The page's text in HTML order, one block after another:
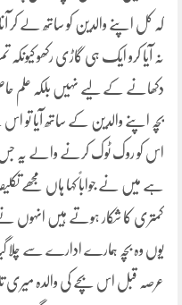
کہ کل اپنے والدین کو ساتھ لے کر
نہ آیا کرو ایک ہی گاڑی رکھو کیونکہ
دکھانے کے لیے نہیں بلکہ
بچہ اپنے والدین کے ساتھ آیا
اس کو روک ٹوک کرنے والے یہ
ہے میں نے جواباً کہا ہاں مجھے
کمتری کا شکار ہوتے ہیں انہوں
عرصہ قبل اس بچے کی والدہ میری